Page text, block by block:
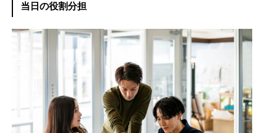
当日の役割分担